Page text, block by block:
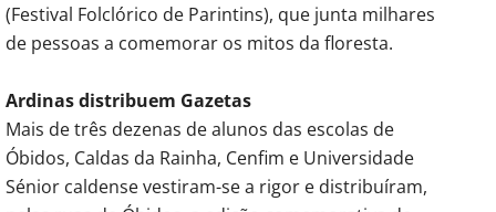
(Festival Folclórico de Parintins), que junta milhares
de pessoas a comemorar os mitos da floresta.
Ardinas distribuem Gazetas
Mais de três dezenas de alunos das escolas de
Óbidos, Caldas da Rainha, Cenfim e Universidade
Sénior caldense vestiram-se a rigor e distribuíram,